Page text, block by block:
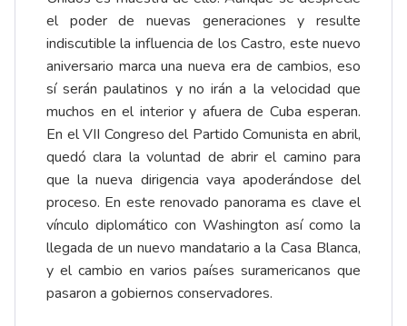
el poder de nuevas generaciones y resulte
indiscutible la influencia de los Castro, este nuevo
aniversario marca una nueva era de cambios, eso
sí serán paulatinos y no irán a la velocidad que
muchos en el interior y afuera de Cuba esperan.
En el VII Congreso del Partido Comunista en abril,
quedó clara la voluntad de abrir el camino para
que la nueva dirigencia vaya apoderándose del
proceso. En este renovado panorama es clave el
vínculo diplomático con Washington así como la
llegada de un nuevo mandatario a la Casa Blanca,
y el cambio en varios países suramericanos que
pasaron a gobiernos conservadores.